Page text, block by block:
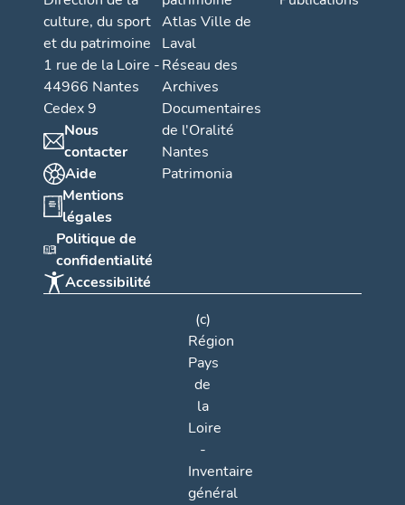
culture, du sport
et du patrimoine
1 rue de la Loire -
44966 Nantes
Cedex 9
Nous
contacter
Aide
Mentions
légales
Politique de
confidentialité
Accessibilité
Atlas Ville de
Laval
Réseau des
Archives
Documentaires
de l'Oralité
Nantes
Patrimonia
(c)
Région
Pays
de
la
Loire
-
Inventaire
général